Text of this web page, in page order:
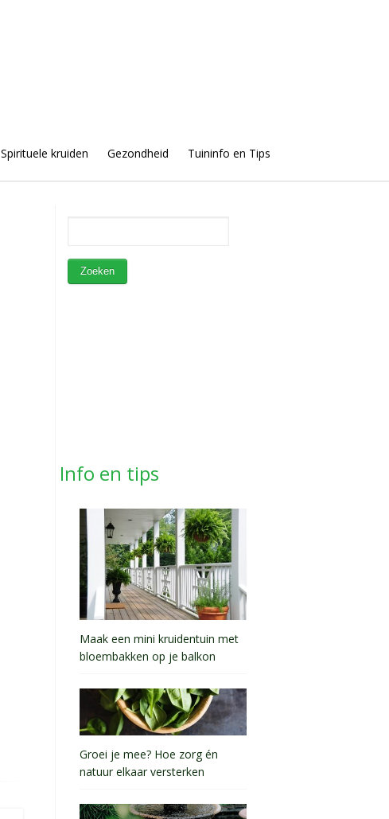
Spirituele kruiden Gezondheid Tuininfo en Tips
Info en tips
Maak een mini kruidentuin met
bloembakken op je balkon
Groei je mee? Hoe zorg én
natuur elkaar versterken